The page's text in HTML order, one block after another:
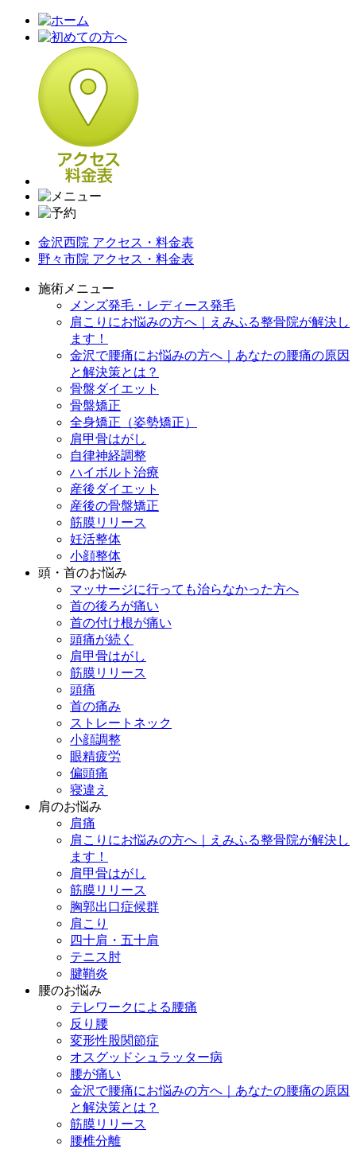
金沢西院 アクセス・料金表
野々市院 アクセス・料金表
施術メニュー
メンズ発毛・レディース発毛
肩こりにお悩みの方へ｜えみふる整骨院が解決し
ます！
金沢で腰痛にお悩みの方へ｜あなたの腰痛の原因
と解決策とは？
骨盤ダイエット
骨盤矯正
全身矯正（姿勢矯正）
肩甲骨はがし
自律神経調整
ハイボルト治療
産後ダイエット
産後の骨盤矯正
筋膜リリース
妊活整体
小顔整体
頭・首のお悩み
マッサージに行っても治らなかった方へ
首の後ろが痛い
首の付け根が痛い
頭痛が続く
肩甲骨はがし
筋膜リリース
頭痛
首の痛み
ストレートネック
小顔調整
眼精疲労
偏頭痛
寝違え
肩のお悩み
肩痛
肩こりにお悩みの方へ｜えみふる整骨院が解決し
ます！
肩甲骨はがし
筋膜リリース
胸郭出口症候群
肩こり
四十肩・五十肩
テニス肘
腱鞘炎
腰のお悩み
テレワークによる腰痛
反り腰
変形性股関節症
オスグッドシュラッター病
腰が痛い
金沢で腰痛にお悩みの方へ｜あなたの腰痛の原因
と解決策とは？
筋膜リリース
腰椎分離